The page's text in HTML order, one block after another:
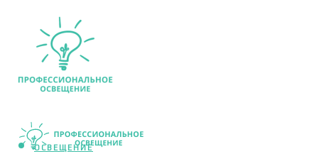
ОСВЕЩЕНИЕ